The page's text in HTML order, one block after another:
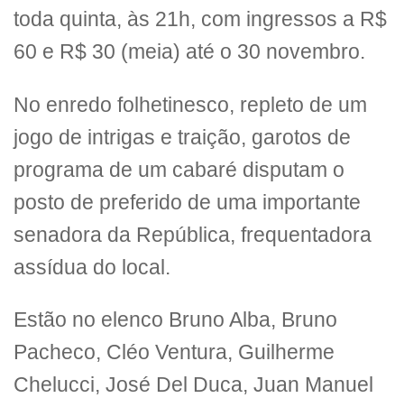
toda quinta, às 21h, com ingressos a R$
60 e R$ 30 (meia) até o 30 novembro.
No enredo folhetinesco, repleto de um
jogo de intrigas e traição, garotos de
programa de um cabaré disputam o
posto de preferido de uma importante
senadora da República, frequentadora
assídua do local.
Estão no elenco Bruno Alba, Bruno
Pacheco, Cléo Ventura, Guilherme
Chelucci, José Del Duca, Juan Manuel